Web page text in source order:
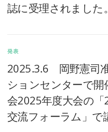
誌に受理されました。
発表
2025.3.6 岡野憲司
ションセンターで
会2025年度大会の
交流フォーラム」で